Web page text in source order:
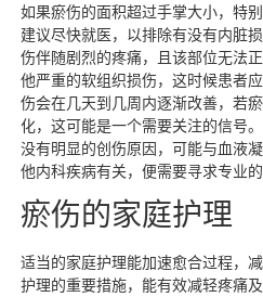
如果瘀伤的面积超过手掌大小，特
建议尽快就医，以排除有没有内脏
伤伴随剧烈的疼痛，且该部位无法
他严重的软组织损伤，这时候患者
伤会在几天到几周内逐渐改善，若
化，这可能是一个需要关注的信号
没有明显的创伤原因，可能与血液
他内科疾病有关，便需要寻求专业的
瘀伤的家庭护理
适当的家庭护理能加速愈合过程，
护理的重要措施，能有效减轻疼痛